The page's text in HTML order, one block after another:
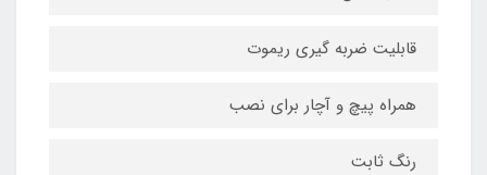
قابلیت ضربه گیری ریموت
همراه پیچ و آچار برای نصب
رنگ ثابت